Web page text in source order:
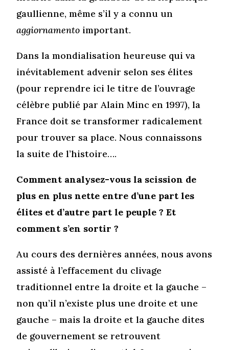
gaullienne, même s’il y a connu un
aggiornamento important.
Dans la mondialisation heureuse qui va
inévitablement advenir selon ses élites
(pour reprendre ici le titre de l’ouvrage
célèbre publié par Alain Minc en 1997), la
France doit se transformer radicalement
pour trouver sa place. Nous connaissons
la suite de l’histoire….
Comment analysez-vous la scission de
plus en plus nette entre d’une part les
élites et d’autre part le peuple ? Et
comment s’en sortir ?
Au cours des dernières années, nous avons
assisté à l’effacement du clivage
traditionnel entre la droite et la gauche –
non qu’il n’existe plus une droite et une
gauche – mais la droite et la gauche dites
de gouvernement se retrouvent